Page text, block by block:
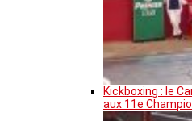
Kickboxing : le
aux 11e